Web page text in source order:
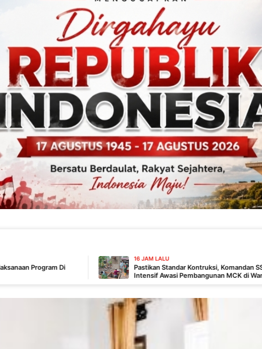
16 JAM LALU
Pastikan Standar Kontruksi, Komandan SSK TMMD 129
Intensif Awasi Pembangunan MCK di Wanam